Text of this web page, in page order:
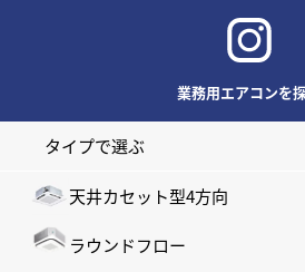
業務用エアコンを
タイプで選ぶ
天井カセット型4方向
ラウンドフロー